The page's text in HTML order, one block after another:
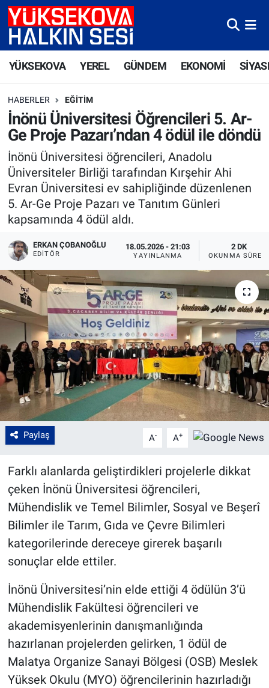
YÜKSEKOVA YEREL GÜNDEM EKONOMİ
HABERLER EĞITIM
İnönü Üniversitesi Öğrencileri 5. Ar-
Ge Proje Pazarı’ndan 4 ödül ile döndü
İnönü Üniversitesi öğrencileri, Anadolu
Üniversiteler Birliği tarafından Kırşehir Ahi
Evran Üniversitesi ev sahipliğinde düzenlenen
5. Ar-Ge Proje Pazarı ve Tanıtım Günleri
kapsamında 4 ödül aldı.
ERKAN ÇOBANOĞLU
EDITÖR
18.05.2026 - 21:03
YAYINLANMA
2 DK
OKUNMA SÜRESI
Paylaş A- A+
Farklı alanlarda geliştirdikleri projelerle dikkat
çeken İnönü Üniversitesi öğrencileri,
Mühendislik ve Temel Bilimler, Sosyal ve Beşerî
Bilimler ile Tarım, Gıda ve Çevre Bilimleri
kategorilerinde dereceye girerek başarılı
sonuçlar elde ettiler.
İnönü Üniversitesi’nin elde ettiği 4 ödülün 3’ü
Mühendislik Fakültesi öğrencileri ve
akademisyenlerinin danışmanlığında
hazırlanan projelerden gelirken, 1 ödül de
Malatya Organize Sanayi Bölgesi (OSB) Meslek
Yüksek Okulu (MYO) öğrencilerinin hazırladığı
Yüksekova Nöbetçi Eczaneler
Yüksekova Trafik Yoğunluk Haritası
Süper Lig Puan Durumu ve Fikstür
Tüm Manşetler
Son Dakika Haberleri